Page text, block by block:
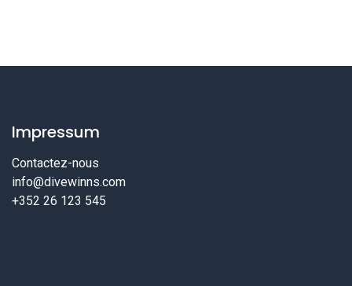
Impressum
Contactez-nous
info@divewinns.com
+352 26 123 545